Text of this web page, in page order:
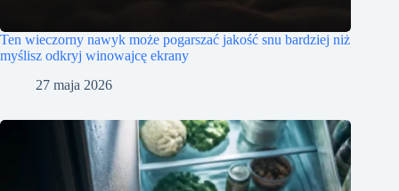
Ten wieczorny nawyk może pogarszać jakość snu bardziej niż
myślisz odkryj winowajcę ekrany
27 maja 2026